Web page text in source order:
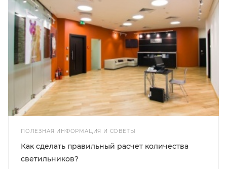
ПОЛЕЗНАЯ ИНФОРМАЦИЯ И СОВЕТЫ
Как сделать правильный расчет количества
светильников?